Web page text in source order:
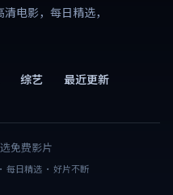
电影，每日精选，
综艺
最近更新
免费影片
每日精选 · 好片不断